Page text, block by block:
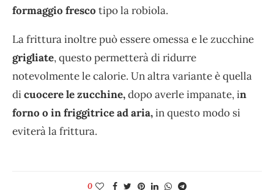
formaggio fresco tipo la robiola.
La frittura inoltre può essere omessa e le zucchine
grigliate, questo permetterà di ridurre
notevolmente le calorie. Un altra variante è quella
dicuocere le zucchine,dopo averle impanate, in
forno o in friggitrice ad aria,in questo modo si
eviterà la frittura.
0